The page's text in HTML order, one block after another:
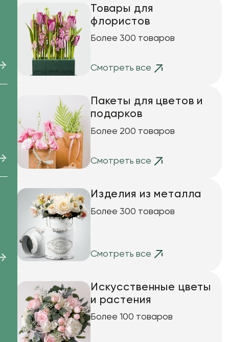
Товары для
флористов
Более 300 товаров
Смотреть все
Пакеты для цветов и
подарков
Более 200 товаров
Смотреть все
Изделия из металла
Более 300 товаров
Смотреть все
Искусственные цветы
и растения
Более 100 товаров